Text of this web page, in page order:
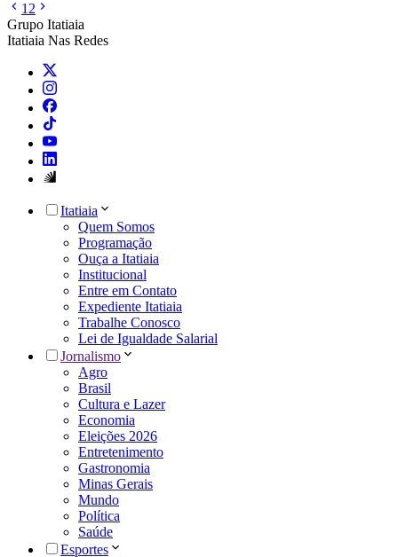
1 2
Grupo Itatiaia
Itatiaia Nas Redes
Itatiaia
Quem Somos
Programação
Ouça a Itatiaia
Institucional
Entre em Contato
Expediente Itatiaia
Trabalhe Conosco
Lei de Igualdade Salarial
Jornalismo
Agro
Brasil
Cultura e Lazer
Economia
Eleições 2026
Entretenimento
Gastronomia
Minas Gerais
Mundo
Política
Saúde
Esportes